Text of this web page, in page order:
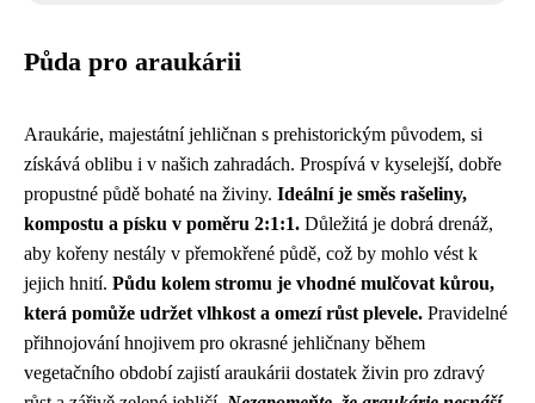
Půda pro araukárii
Araukárie, majestátní jehličnan s prehistorickým původem, si
získává oblibu i v našich zahradách. Prospívá v kyselejší, dobře
propustné půdě bohaté na živiny. Ideální je směs rašeliny,
kompostu a písku v poměru 2:1:1. Důležitá je dobrá drenáž,
aby kořeny nestály v přemokřené půdě, což by mohlo vést k
jejich hnití. Půdu kolem stromu je vhodné mulčovat kůrou,
která pomůže udržet vlhkost a omezí růst plevele. Pravidelné
přihnojování hnojivem pro okrasné jehličnany během
vegetačního období zajistí araukárii dostatek živin pro zdravý